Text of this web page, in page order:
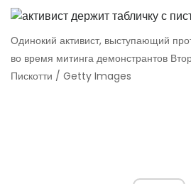
Одинокий активист, выступающий
во время митинга демонстрантов
Пискотти / Getty Images